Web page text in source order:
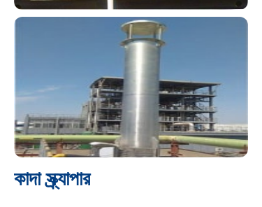
কাদা স্ক্র্যাপার